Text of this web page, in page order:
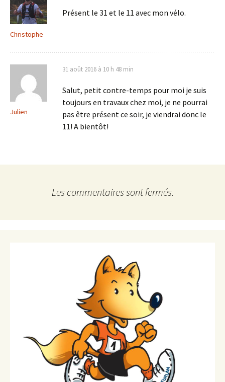
Christophe
Présent le 31 et le 11 avec mon vélo.
Julien
31 août 2016 à 10 h 48 min
Salut, petit contre-temps pour moi je suis
toujours en travaux chez moi, je ne pourrai
pas être présent ce soir, je viendrai donc le
11! A bientôt!
Les commentaires sont fermés.